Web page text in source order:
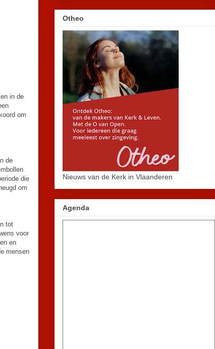
in de
om
de
die
om
tot
voor
en
mensen
Otheo
Nieuws van de Kerk in Vlaanderen
Agenda